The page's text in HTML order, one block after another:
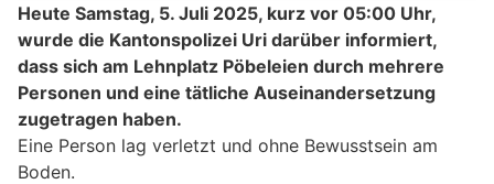
Heute Samstag, 5. Juli 2025, kurz vor 05:00 Uhr,
wurde die Kantonspolizei Uri darüber informiert,
dass sich am Lehnplatz Pöbeleien durch mehrere
Personen und eine tätliche Auseinandersetzung
zugetragen haben.
Eine Person lag verletzt und ohne Bewusstsein am
Boden.